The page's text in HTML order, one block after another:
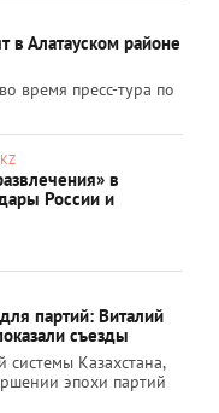
в Алатауском районе
время пресс-тура по
в
России и
партий: Виталий
съезды
системы Казахстана,
эпохи партий